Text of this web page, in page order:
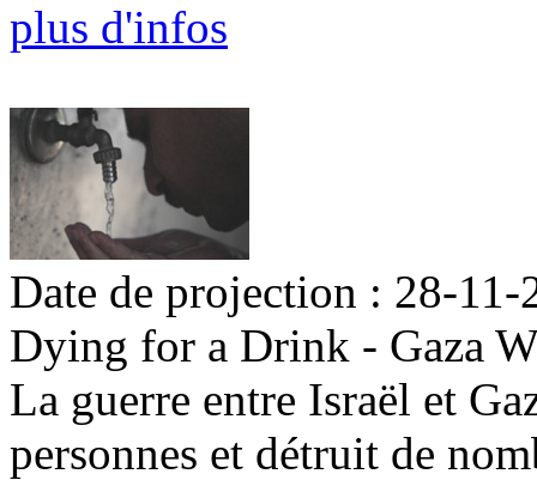
plus d'infos
Date de projection : 28-
Dying for a Drink - Gaza
La guerre entre Israël et
personnes et détruit de